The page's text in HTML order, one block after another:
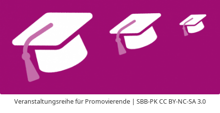
Veranstaltungsreihe für Promovierende | SBB-PK CC BY-NC-SA 3.0